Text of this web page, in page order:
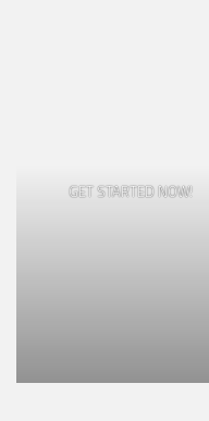
GET STARTED NOW!